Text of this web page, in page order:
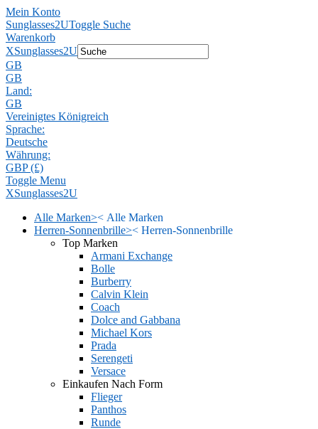
Mein Konto
Sunglasses2UToggle Suche
Warenkorb
XSunglasses2U
GB
GB
Land:
GB
Vereinigtes Königreich
Sprache:
Deutsche
Währung:
GBP (£)
Toggle Menu
XSunglasses2U
Alle Marken>< Alle Marken
Herren-Sonnenbrille>< Herren-Sonnenbrille
Top Marken
Armani Exchange
Bolle
Burberry
Calvin Klein
Coach
Dolce and Gabbana
Michael Kors
Prada
Serengeti
Versace
Einkaufen Nach Form
Flieger
Panthos
Runde